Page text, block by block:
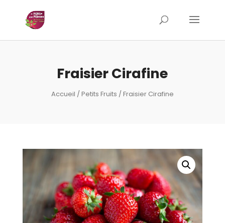
Fraisier Cirafine
Accueil /Petits Fruits / Fraisier Cirafine